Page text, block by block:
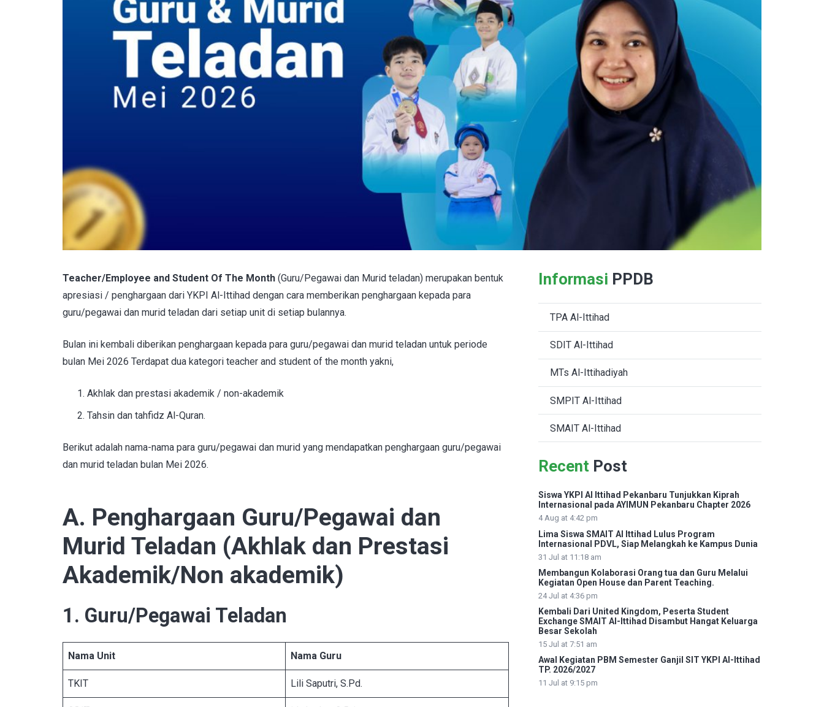
Teacher/Employee and Student Of The Month (Guru/Pegawai dan Murid teladan) merupakan bentuk
apresiasi / penghargaan dari YKPI Al-Ittihad dengan cara memberikan penghargaan kepada para
guru/pegawai dan murid teladan dari setiap unit di setiap bulannya.
Bulan ini kembali diberikan penghargaan kepada para guru/pegawai dan murid teladan untuk periode
bulan Mei 2026 Terdapat dua kategori teacher and student of the month yakni,
Akhlak dan prestasi akademik / non-akademik
Tahsin dan tahfidz Al-Quran.
Berikut adalah nama-nama para guru/pegawai dan murid yang mendapatkan penghargaan guru/pegawai
dan murid teladan bulan Mei 2026.
A. Penghargaan Guru/Pegawai dan
Murid Teladan (Akhlak dan Prestasi
Akademik/Non akademik)
1. Guru/Pegawai Teladan
Nama Unit Nama Guru
TKIT Lili Saputri, S.Pd.
Informasi PPDB
TPA Al-Ittihad
SDIT Al-Ittihad
MTs Al-Ittihadiyah
SMPIT Al-Ittihad
SMAIT Al-Ittihad
Recent Post
Siswa YKPI Al Ittihad Pekanbaru Tunjukkan Kiprah
Internasional pada AYIMUN Pekanbaru Chapter 2026
4 Aug at 4:42 pm
Lima Siswa SMAIT Al Ittihad Lulus Program
Internasional PDVL, Siap Melangkah ke Kampus Dunia
31 Jul at 11:18 am
Membangun Kolaborasi Orang tua dan Guru Melalui
Kegiatan Open House dan Parent Teaching.
24 Jul at 4:36 pm
Kembali Dari United Kingdom, Peserta Student
Exchange SMAIT Al-Ittihad Disambut Hangat Keluarga
Besar Sekolah
15 Jul at 7:51 am
Awal Kegiatan PBM Semester Ganjil SIT YKPI Al-Ittihad
TP. 2026/2027
11 Jul at 9:15 pm